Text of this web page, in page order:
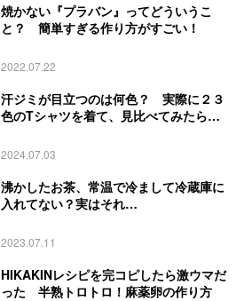
焼かない『プラバン』ってどういうこ
と？ 簡単すぎる作り方がすごい！
2022.07.22
汗ジミが目立つのは何色？ 実際に２３
色のTシャツを着て、見比べてみたら…
2024.07.03
沸かしたお茶、常温で冷まして冷蔵庫に
入れてない？実はそれ…
2023.07.11
HIKAKINレシピを完コピしたら激ウマだ
った 半熟トロトロ！麻薬卵の作り方